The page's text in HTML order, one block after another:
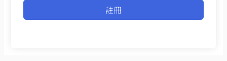
註冊